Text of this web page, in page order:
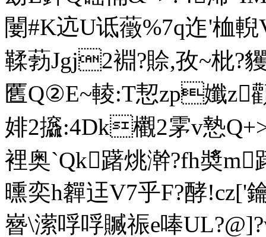
闄#K迒U诋藢%7q迮'
鞣葧Jgj2裫?賒,孜~枇
匶Q②E~輘:T恝zp孅
婔2攨:4Dk欟2雺v慹Q
裡奥`Qk躇烑澣?fh奬m
曛奕h奲迋V7乎F?酵
嶜\潆哹哹贓祳e唪